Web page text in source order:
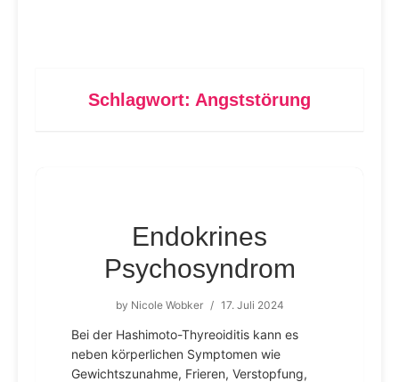
Schlagwort: Angststörung
Endokrines
Psychosyndrom
by Nicole Wobker / 17. Juli 2024
Bei der Hashimoto-Thyreoiditis kann es
neben körperlichen Symptomen wie
Gewichtszunahme, Frieren, Verstopfung,